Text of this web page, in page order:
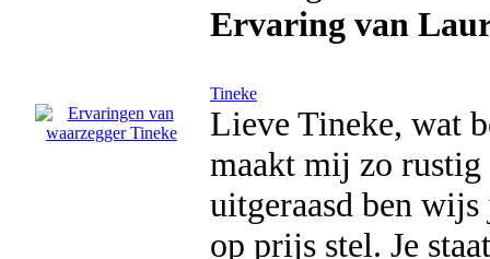
Ervaring van
Tineke
Lieve Tineke, wat
maakt mij zo
uitgeraasd ben
op prijs stel. Je